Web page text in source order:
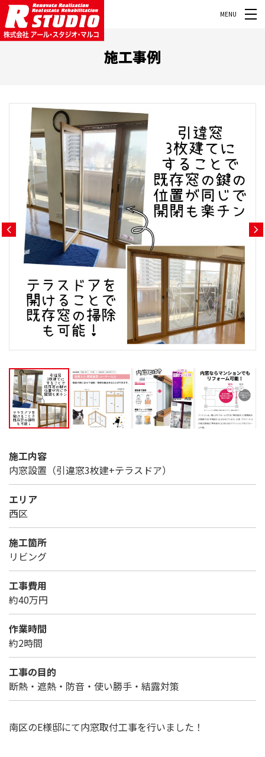
MENU
施工事例
施工内容
内窓設置（引違窓3枚建+テラスドア）
エリア
西区
施工箇所
リビング
工事費用
約40万円
作業時間
約2時間
工事の目的
断熱・遮熱・防音・使い勝手・結露対策
南区のE様邸にて内窓取付工事を行いました！